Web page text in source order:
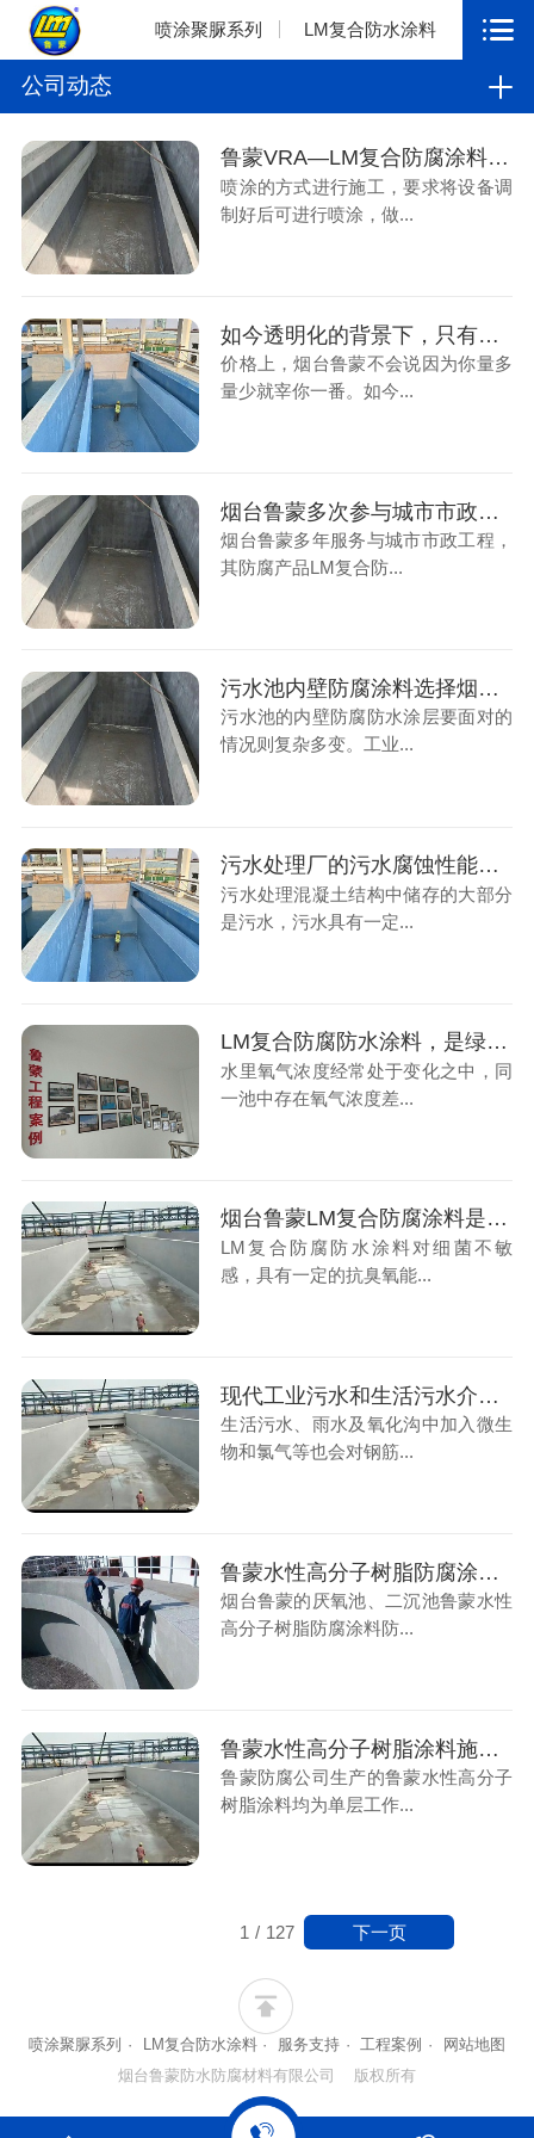
喷涂聚脲系列 LM复合防水涂料
公司动态
鲁蒙VRA—LM复合防腐涂料应用污水厂防腐工程
喷涂的方式进行施工，要求将设备调
制好后可进行喷涂，做...
如今透明化的背景下，只有真材实料才能长远
价格上，烟台鲁蒙不会说因为你量多
量少就宰你一番。如今...
烟台鲁蒙多次参与城市市政工程，解决污水厂防腐工程
烟台鲁蒙多年服务与城市市政工程，
其防腐产品LM复合防...
污水池内壁防腐涂料选择烟台鲁蒙防腐厂家是好选择
污水池的内壁防腐防水涂层要面对的
情况则复杂多变。工业...
污水处理厂的污水腐蚀性能指标要求
污水处理混凝土结构中储存的大部分
是污水，污水具有一定...
LM复合防腐防水涂料，是绿色水性防腐涂料
水里氧气浓度经常处于变化之中，同
一池中存在氧气浓度差...
烟台鲁蒙LM复合防腐涂料是污水厂防腐的好帮手
LM复合防腐防水涂料对细菌不敏
感，具有一定的抗臭氧能...
现代工业污水和生活污水介质对混凝土构筑物腐蚀的防护
生活污水、雨水及氧化沟中加入微生
物和氯气等也会对钢筋...
鲁蒙水性高分子树脂防腐涂料防腐防水涂料施工厌氧池、二沉池
烟台鲁蒙的厌氧池、二沉池鲁蒙水性
高分子树脂防腐涂料防...
鲁蒙水性高分子树脂涂料施工后的涂层能减少混凝土微细裂纹造成的渗漏腐蚀
鲁蒙防腐公司生产的鲁蒙水性高分子
树脂涂料均为单层工作...
1 / 127 下一页
喷涂聚脲系列 · LM复合防水涂料 · 服务支持 · 工程案例 ·
网站地图
烟台鲁蒙防水防腐材料有限公司 版权所有